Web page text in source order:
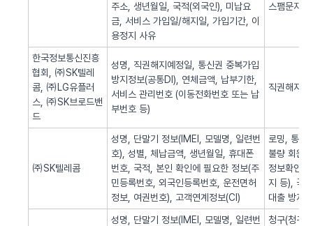
주소, 생년월일, 국적(외국인), 미납요
금, 서비스 가입일/해지일, 가입기간, 이
용정지 사유
스팸문자
한국정보통신진흥
협회, ㈜SK텔레
콤, ㈜LG유플러
스, ㈜SK브로드밴
드
성명, 직권해지예정일, 통신권 중복가입
방지정보(공통DI), 연체금액, 납부기한,
서비스 관리번호 (이동전화번호 또는 납
부번호 등)
직권해지
㈜SK텔레콤
성명, 단말기 정보(IMEI, 모델명, 일련번
호), 성별, 체납금액, 생년월일, 휴대폰
번호, 국적, 본인 확인에 필요한 정보(주
민등록번호, 외국인등록번호, 운전면허
정보, 여권번호), 고객연계정보(CI)
로밍, 통화
불량 회원
정보확인,
지 등), 국
대출 방지,
성명, 단말기 정보(IMEI, 모델명, 일련번
청구(청구